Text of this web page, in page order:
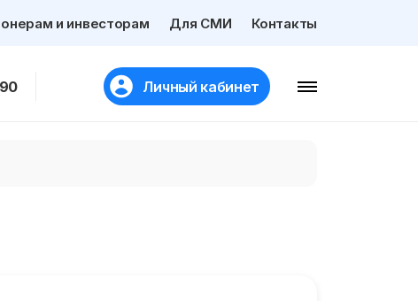
и инвесторам Для СМИ Контакты
Личный кабинет